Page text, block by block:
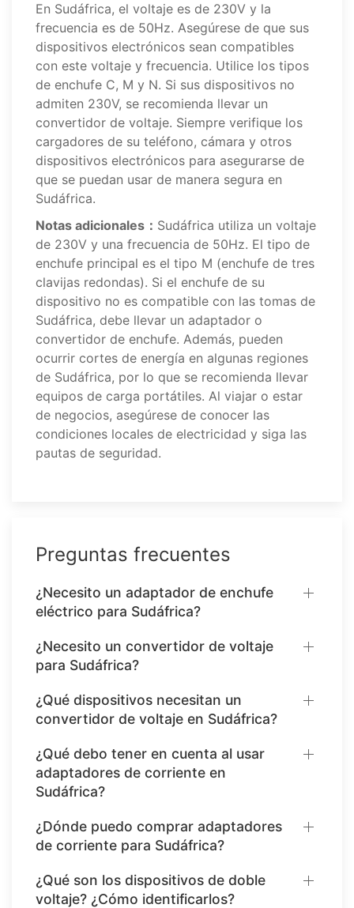
En Sudáfrica, el voltaje es de 230V y la
frecuencia es de 50Hz. Asegúrese de que sus
dispositivos electrónicos sean compatibles
con este voltaje y frecuencia. Utilice los tipos
de enchufe C, M y N. Si sus dispositivos no
admiten 230V, se recomienda llevar un
convertidor de voltaje. Siempre verifique los
cargadores de su teléfono, cámara y otros
dispositivos electrónicos para asegurarse de
que se puedan usar de manera segura en
Sudáfrica.
Notas adicionales： Sudáfrica utiliza un voltaje
de 230V y una frecuencia de 50Hz. El tipo de
enchufe principal es el tipo M (enchufe de tres
clavijas redondas). Si el enchufe de su
dispositivo no es compatible con las tomas de
Sudáfrica, debe llevar un adaptador o
convertidor de enchufe. Además, pueden
ocurrir cortes de energía en algunas regiones
de Sudáfrica, por lo que se recomienda llevar
equipos de carga portátiles. Al viajar o estar
de negocios, asegúrese de conocer las
condiciones locales de electricidad y siga las
pautas de seguridad.
Preguntas frecuentes
¿Necesito un adaptador de enchufe
eléctrico para Sudáfrica?
¿Necesito un convertidor de voltaje
para Sudáfrica?
¿Qué dispositivos necesitan un
convertidor de voltaje en Sudáfrica?
¿Qué debo tener en cuenta al usar
adaptadores de corriente en
Sudáfrica?
¿Dónde puedo comprar adaptadores
de corriente para Sudáfrica?
¿Qué son los dispositivos de doble
voltaje? ¿Cómo identificarlos?